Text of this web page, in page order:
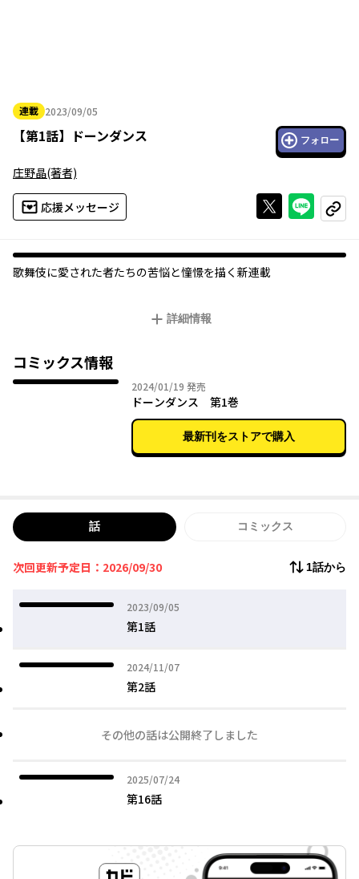
連載 2023/09/05
2023年09月05日
【第1話】 ドーンダンス フォロー
庄野晶(著者)
応援メッセージ Xで投稿する
ライン
コピー
歌舞伎に愛された者たちの苦悩と憧憬を描く新連載
詳細情報
コミックス情報
2024/01/19 2024年01月19日
発売
ドーンダンス 第1巻
最新刊をストアで購入
話 コミックス
次回更新予定日：2026/09/30 1話から
2023/09/05
2023年09月05日
第1話
2024/11/07
2024年11月07日
第2話
その他の話は公開終了しました
2025/07/24
2025年07月24日
第16話